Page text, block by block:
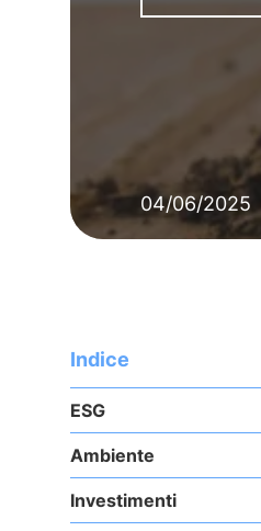
04/06/2025
Indice
ESG
Ambiente
Investimenti